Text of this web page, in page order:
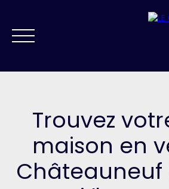
NOS AGENCES VENDRE ACHETER
Trouvez
maison en
Châteauneuf